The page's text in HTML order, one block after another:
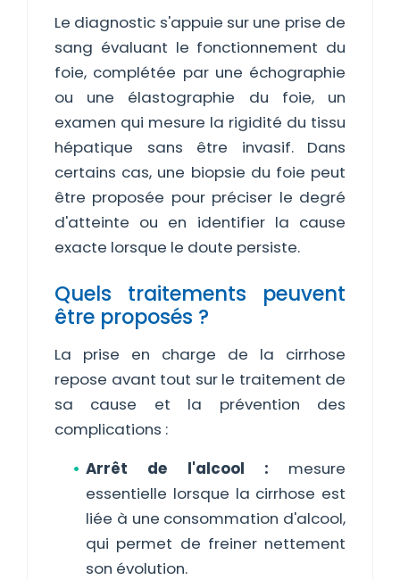
Le diagnostic s'appuie sur une prise de
sang évaluant le fonctionnement du
foie, complétée par une échographie
ou une élastographie du foie, un
examen qui mesure la rigidité du tissu
hépatique sans être invasif. Dans
certains cas, une biopsie du foie peut
être proposée pour préciser le degré
d'atteinte ou en identifier la cause
exacte lorsque le doute persiste.
Quels traitements peuvent
être proposés ?
La prise en charge de la cirrhose
repose avant tout sur le traitement de
sa cause et la prévention des
complications :
Arrêt de l'alcool : mesure
essentielle lorsque la cirrhose est
liée à une consommation d'alcool,
qui permet de freiner nettement
son évolution.